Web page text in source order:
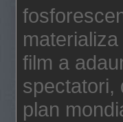
film a
spectatori,
plan